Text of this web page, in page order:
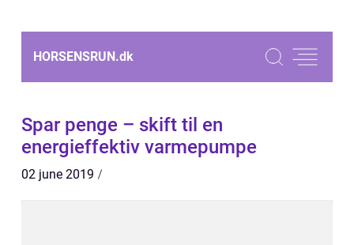
HORSENSRUN.dk
Spar penge – skift til en
energieffektiv varmepumpe
02 june 2019